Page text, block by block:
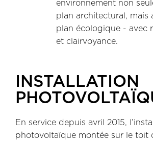
environnement non
plan architectural, mais
plan écologique - avec
et clairvoyance.
INSTALLATION
En service depuis avril 2015,
photovoltaïque montée sur le toit